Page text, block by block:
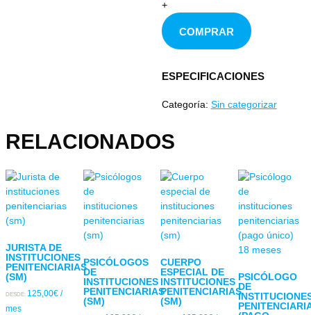
+
COMPRAR
ESPECIFICACIONES
Categoría: Sin categorizar
RELACIONADOS
JURISTA DE
INSTITUCIONES
PENITENCIARIAS
(SM)
DESDE: 125,00€ /
mes
PSICÓLOGOS
DE
INSTITUCIONES
PENITENCIARIAS
(SM)
CUERPO
ESPECIAL DE
INSTITUCIONES
PENITENCIARIAS
(SM)
PSICÓLOGO
DE